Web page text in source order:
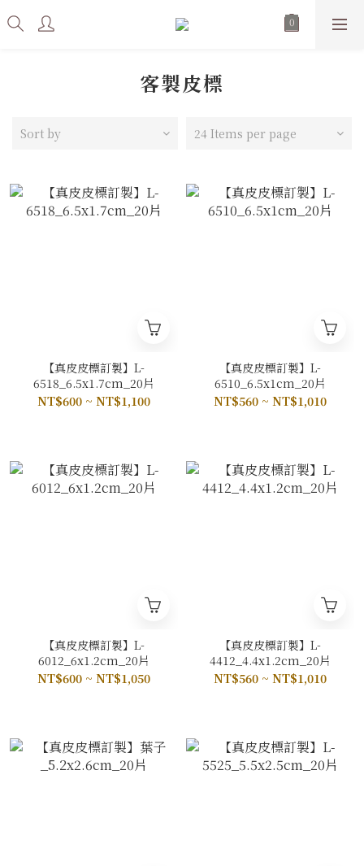
客製皮標
Sort by 24 Items per page
【真皮皮標訂製】L-
6518_6.5x1.7cm_20片
NT$600 ~ NT$1,100
【真皮皮標訂製】L-
6510_6.5x1cm_20片
NT$560 ~ NT$1,010
【真皮皮標訂製】L-
6012_6x1.2cm_20片
NT$600 ~ NT$1,050
【真皮皮標訂製】L-
4412_4.4x1.2cm_20片
NT$560 ~ NT$1,010